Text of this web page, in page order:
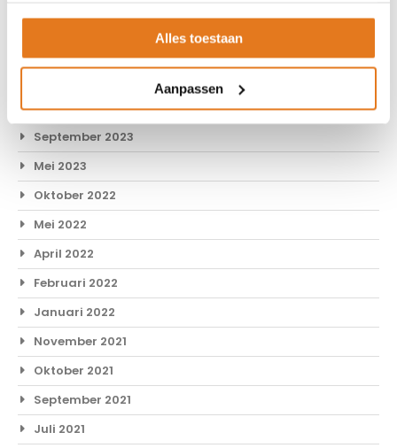
Alles toestaan
Aanpassen
Februari 2024
November 2023
September 2023
Mei 2023
Oktober 2022
Mei 2022
April 2022
Februari 2022
Januari 2022
November 2021
Oktober 2021
September 2021
Juli 2021